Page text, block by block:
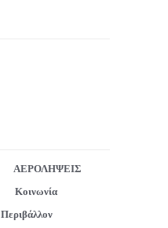
ΑΕΡΟΛΗΨΕΙΣ
Κοινωνία
Περιβάλλον